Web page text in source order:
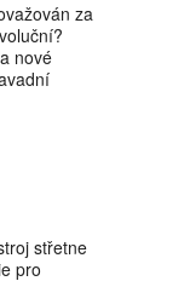
za
nové
střetne
pro